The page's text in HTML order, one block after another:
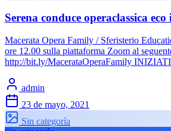
Serena conduce operaclassica
Macerata Opera Family / Sferisterio
ore 12.00 sulla piattaforma Zoom al
http://bit.ly/MacerataOperaFamily
admin
23 de mayo, 2021
Sin categoría